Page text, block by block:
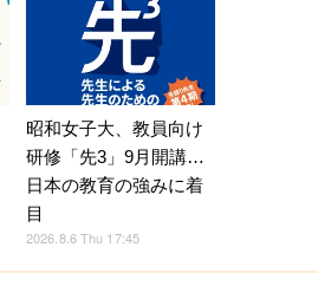
昭和女子大、教員向け
研修「先3」9月開講…
日本の教育の強みに着
目
2026.8.6 Thu 17:45